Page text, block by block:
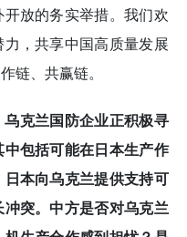
放的务实举措。我们欢
，共享中国高质量发展
链、共赢链。
克兰国防企业正积极寻
包括可能在日本生产作
本向乌克兰提供支持可
突。中方是否对乌克兰